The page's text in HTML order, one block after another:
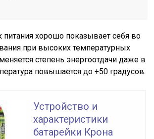
питания хорошо показывает себя во
при высоких температурных
степень энергоотдачи даже в
повышается до +50 градусов.
Устройство и
характеристики
батарейки Крона